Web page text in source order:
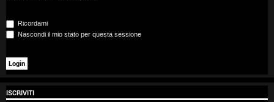
t
s
e
Ricordami
Nascondi il mio stato per questa sessione
ISCRIVITI